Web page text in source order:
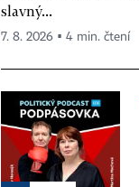
slavný...
7. 8. 2026 ▪ 4 min. čtení